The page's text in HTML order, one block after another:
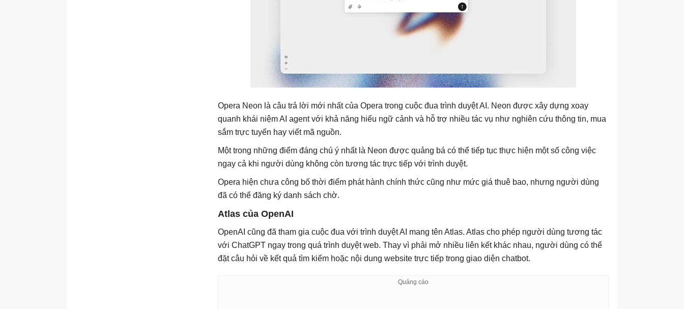
Opera Neon là câu trả lời mới nhất của Opera trong cuộc đua trình duyệt AI. Neon được xây dựng xoay
quanh khái niệm AI agent với khả năng hiểu ngữ cảnh và hỗ trợ nhiều tác vụ như nghiên cứu thông tin, mua
sắm trực tuyến hay viết mã nguồn.
Một trong những điểm đáng chú ý nhất là Neon được quảng bá có thể tiếp tục thực hiện một số công việc
ngay cả khi người dùng không còn tương tác trực tiếp với trình duyệt.
Opera hiện chưa công bố thời điểm phát hành chính thức cũng như mức giá thuê bao, nhưng người dùng
đã có thể đăng ký danh sách chờ.
Atlas của OpenAI
OpenAI cũng đã tham gia cuộc đua với trình duyệt AI mang tên Atlas. Atlas cho phép người dùng tương tác
với ChatGPT ngay trong quá trình duyệt web. Thay vì phải mở nhiều liên kết khác nhau, người dùng có thể
đặt câu hỏi về kết quả tìm kiếm hoặc nội dung website trực tiếp trong giao diện chatbot.